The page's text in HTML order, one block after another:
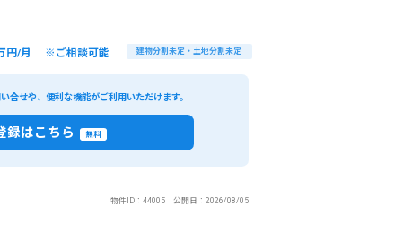
円/月 ※ご相談可能 建物分割未定・土地分割未定
合せや、便利な機能がご利用いただけます。
録はこちら 無料
物件ID：44005 公開日：2026/08/05